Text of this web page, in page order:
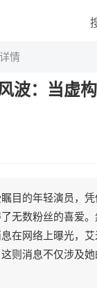
情
波：当虚
目的年轻演员，
无数粉丝的喜爱。
在网络上曝光，
则消息不仅涉及